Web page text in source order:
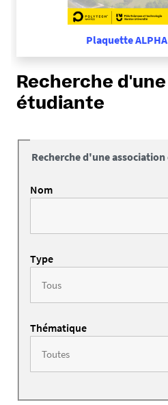
Plaquette
Recherche
étudiante
Recherche d'une
Nom
Type
Thématique